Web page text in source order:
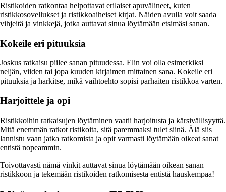
Ristikoiden ratkontaa helpottavat erilaiset apuvälineet, kuten
ristikkosovellukset ja ristikkoaiheiset kirjat. Näiden avulla voit saada
vihjeitä ja vinkkejä, jotka auttavat sinua löytämään etsimäsi sanan.
Kokeile eri pituuksia
Joskus ratkaisu piilee sanan pituudessa. Elin voi olla esimerkiksi
neljän, viiden tai jopa kuuden kirjaimen mittainen sana. Kokeile eri
pituuksia ja harkitse, mikä vaihtoehto sopisi parhaiten ristikkoa varten.
Harjoittele ja opi
Ristikkoihin ratkaisujen löytäminen vaatii harjoitusta ja kärsivällisyyttä.
Mitä enemmän ratkot ristikoita, sitä paremmaksi tulet siinä. Älä siis
lannistu vaan jatka ratkomista ja opit varmasti löytämään oikeat sanat
entistä nopeammin.
Toivottavasti nämä vinkit auttavat sinua löytämään oikean sanan
ristikkoon ja tekemään ristikoiden ratkomisesta entistä hauskempaa!